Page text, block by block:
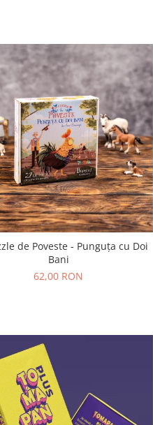
de Poveste - Punguța cu Doi
Bani
62,00 RON